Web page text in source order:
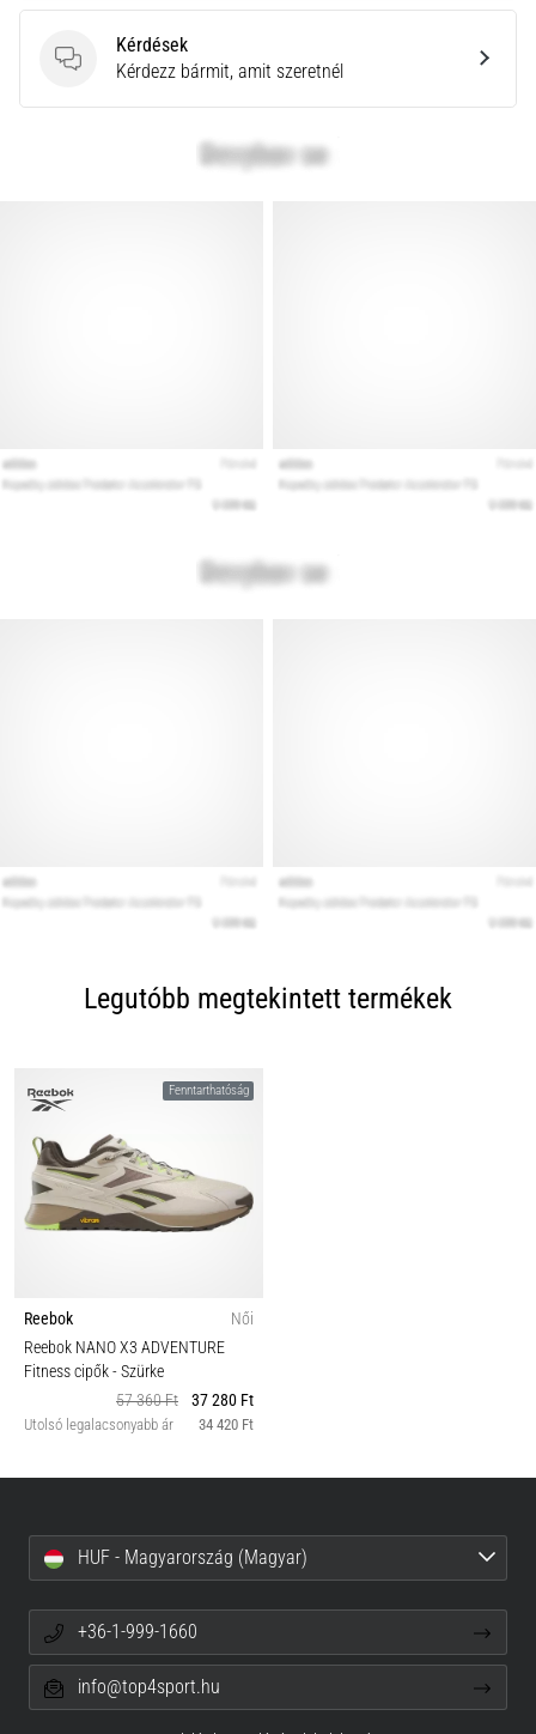
Kérdések
Kérdések
Kérdezz bármit, amit szeretnél
Legutóbb megtekintett termékek
Fenntarthatóság
Reebok
Női
Reebok NANO X3 ADVENTURE
Fitness cipők- Szürke
57 360 Ft
37 280 Ft
Utolsó legalacsonyabb ár 34 420 Ft
HUF - Magyarország (Magyar)
+36-1-999-1660
info@top4sport.hu